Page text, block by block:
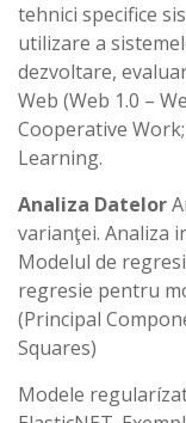
tehnici specifice
utilizare a
dezvoltare,
Web (Web 1.0 –
Cooperative
Learning.
Analiza Datelor
varianţei. Analiza
Modelul de
regresie pentru
(Principal
Squares)
Modele